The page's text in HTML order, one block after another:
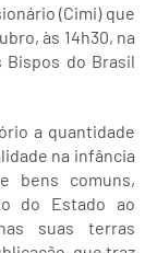
(Cimi) que
às 14h30, na
Bispos do Brasil
a quantidade
na infância
bens comuns,
do Estado ao
suas terras